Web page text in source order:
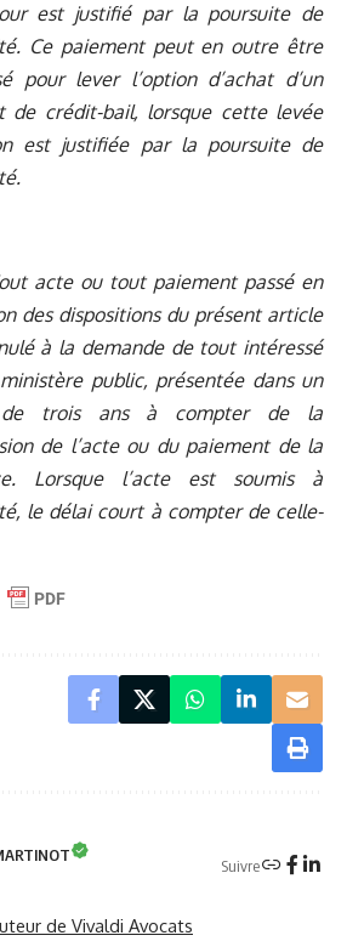
est justifié par la poursuite de
Ce paiement peut en outre être
pour lever l’option d’achat d’un
de crédit-bail, lorsque cette levée
est justifiée par la poursuite de
acte ou tout paiement passé en
des dispositions du présent article
à la demande de tout intéressé
public, présentée dans un
trois ans à compter de la
de l’acte ou du paiement de la
Lorsque l’acte est soumis à
le délai court à compter de celle-
Suivre
de Vivaldi Avocats